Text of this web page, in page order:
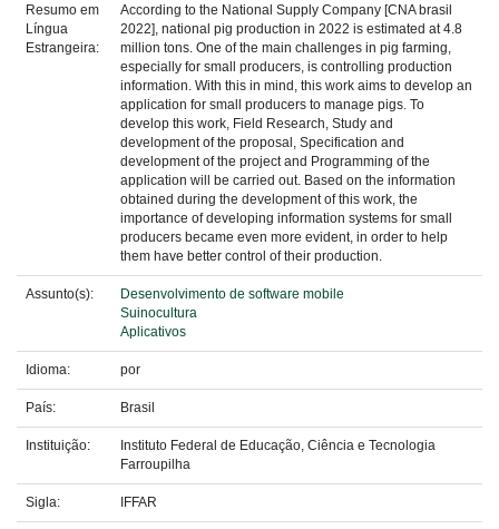
Resumo em
Língua
Estrangeira:
According to the National Supply Company [CNA brasil
2022], national pig production in 2022 is estimated at 4.8
million tons. One of the main challenges in pig farming,
especially for small producers, is controlling production
information. With this in mind, this work aims to develop an
application for small producers to manage pigs. To
develop this work, Field Research, Study and
development of the proposal, Specification and
development of the project and Programming of the
application will be carried out. Based on the information
obtained during the development of this work, the
importance of developing information systems for small
producers became even more evident, in order to help
them have better control of their production.
Assunto(s):
Desenvolvimento de software mobile
Suinocultura
Aplicativos
Idioma: por
País: Brasil
Instituição:
Instituto Federal de Educação, Ciência e Tecnologia
Farroupilha
Sigla: IFFAR